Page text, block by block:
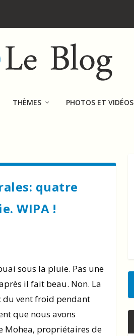
THÈMES PHOTOS ET VIDÉOS
quatre
WIPA !
sous la pluie. Pas une
il fait beau. Non. La
du vent froid pendant
que nous avons
Mohea, propriétaires de